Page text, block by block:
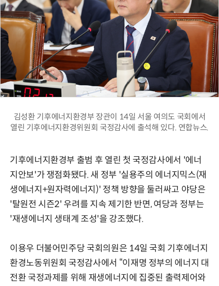
김성환 기후에너지환경부 장관이 14일 서울 여의도 국회에서
열린 기후에너지환경위원회 국정감사에 출석해 있다. 연합뉴스.
기후에너지환경부 출범 후 열린 첫 국정감사에서 '에너
지안보'가 쟁점화됐다. 새 정부 '실용주의 에너지믹스(재
생에너지+원자력에너지)' 정책 방향을 둘러싸고 야당은
'탈원전 시즌2' 우려를 지속 제기한 반면, 여당과 정부는
'재생에너지 생태계 조성'을 강조했다.
이용우 더불어민주당 국회의원은 14일 국회 기후에너지
환경노동위원회 국정감사에서 “이재명 정부의 에너지 대
전환 국정과제를 위해 재생에너지에 집중된 출력제어와